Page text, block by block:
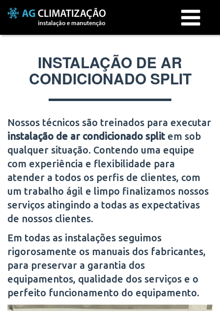
Menu
INSTALAÇÃO DE AR
CONDICIONADO SPLIT
Nossos técnicos são treinados para executar
instalação de ar condicionado splitem sob
qualquer situação. Contendo uma equipe
com experiência e flexibilidade para
atender a todos os perfis de clientes, com
um trabalho ágil e limpo finalizamos nossos
serviços atingindo a todas as expectativas
de nossos clientes.
Em todas as instalações seguimos
rigorosamente os manuais dos fabricantes,
para preservar a garantia dos
equipamentos, qualidade dos serviços e o
perfeito funcionamento do equipamento.